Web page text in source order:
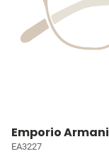
Emporio Armani
EA3227